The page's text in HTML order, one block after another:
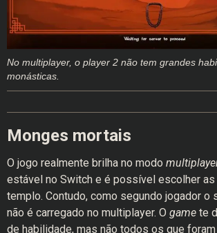
No multiplayer, o player 2 não tem grandes
monásticas.
Monges mortais
O jogo realmente brilha no modo
estável no Switch e é possível escolher
templo. Contudo, como segundo jogador o
não é carregado no multiplayer. O game te
de habilidade, mas não todos os que